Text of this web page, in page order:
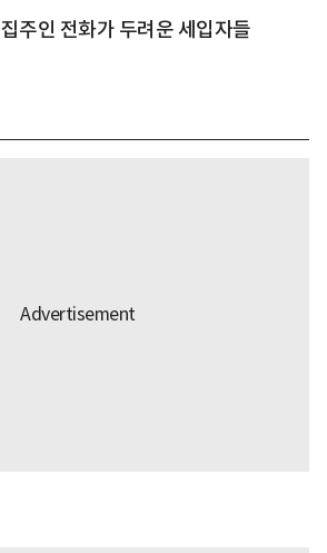
집주인 전화가 두려운 세입자들